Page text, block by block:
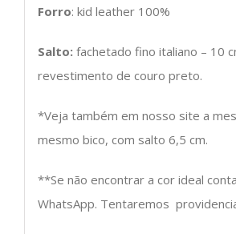
Forro: kid leather 100%
Salto: fachetado fino italiano – 10
revestimento de couro preto.
*Veja também em nosso site a
mesmo bico, com salto 6,5 cm.
**Se não encontrar a cor ideal
WhatsApp. Tentaremos